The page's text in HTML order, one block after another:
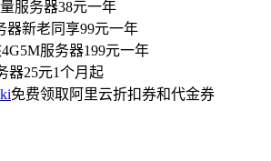
服务器38元一年
器新老同享99元一年
服务器199元一年
器25元1个月起
免费领取阿里云折扣券和代金券